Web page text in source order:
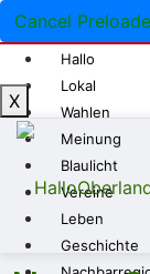
Cancel
Hallo
Lokal
Wahlen
Meinung
Blaulicht
Vereine
Leben
Geschichte
X